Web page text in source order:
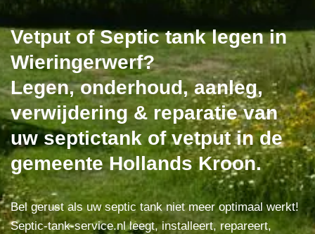
Vetput of Septic tank legen in
Wieringerwerf?
Legen, onderhoud, aanleg,
verwijdering & reparatie van
uw septictank of vetput in de
gemeente Hollands Kroon.
Bel gerust als uw septic tank niet meer optimaal werkt!
Septic-tank-service.nl leegt, installeert, repareert,